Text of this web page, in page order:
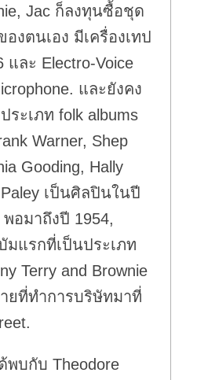
Jac ก็ลงทุนซื้อชุด
งตนเอง มีเครื่องเทป
และ Electro-Voice
และยังคง
ระเภท folk albums
Warner, Shep
Gooding, Hally
เป็นศิลปินในปี
อมาถึงปี 1954,
มแรกที่เป็นประเภท
Terry and Brownie
ยที่ทำการบริษัทมาที่
พบกับ Theodore